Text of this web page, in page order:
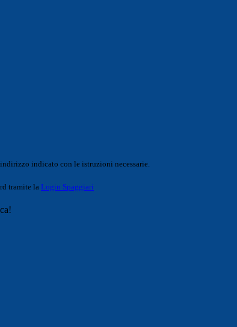
indicato con le istruzioni necessarie.
tramite la Login Spaggiari